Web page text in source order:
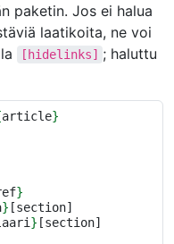
paketin. Jos ei halua
laatikoita, ne voi
[hidelinks] ; haluttu
article}
}
}
} [section]